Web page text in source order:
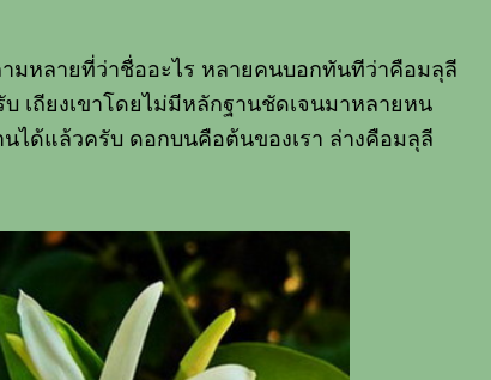
มหลายที่ว่าชื่ออะไร หลายคนบอกทันทีว่าคือมลุลี
เถียงเขาโดยไม่มีหลักฐานชัดเจนมาหลายหน
ได้แล้วครับ ดอกบนคือต้นของเรา ล่างคือมลุลี